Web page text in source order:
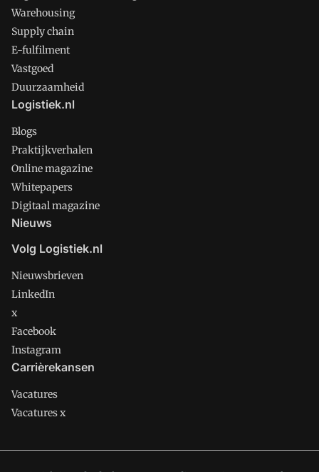
Warehousing
Supply chain
E-fulfilment
Vastgoed
Duurzaamheid
Logistiek.nl
Blogs
Praktijkverhalen
Online magazine
Whitepapers
Digitaal magazine
Nieuws
Volg Logistiek.nl
Nieuwsbrieven
LinkedIn
x
Facebook
Instagram
Carrièrekansen
Vacatures
Vacatures x